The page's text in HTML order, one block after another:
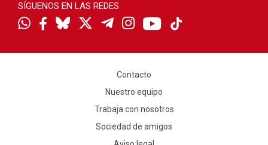
SÍGUENOS EN LAS REDES
Contacto
Nuestro equipo
Trabaja con nosotros
Sociedad de amigos